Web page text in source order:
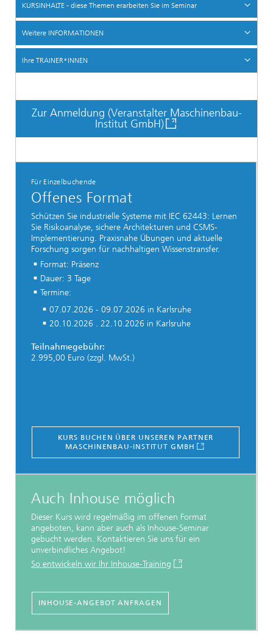
KURSINHALTE - diese Themen erarbeiten Sie im Seminar
Weitere INFORMATIONEN
Ihre TRAINER*INNEN
Zur Anmeldung (Veranstalter Maschinenbau-
Institut GmbH)
Für Einzelbuchende
Offenes Format
Schützen Sie industrielle Systeme mit IEC 62443: Lernen
Sie Risikoanalyse, sichere Architekturen und CSMS-
Implementierung. Praxisnahe Übungen und aktuelle
Forschung sorgen für nachhaltigen Wissenstransfer.
Format: Präsenz
Dauer: 3 Tage
Termine:
07.07.2026 - 09.07.2026 in Karlsruhe
20.10.2026 . 22.10.2026 in Karlsruhe
Teilnahmegebühr:
2.995,00 Euro (zzgl. MwSt.)
KURS BUCHEN ÜBER UNSEREN PARTNER
MASCHINENBAU-INSTITUT GMBH
Auch Inhouse möglich
Dieser Kurs wird regelmäßig im offenen Format
angeboten, kann aber auch als Inhouse-Seminar
gebucht werden. Kontaktieren Sie uns für ein
unverbindliches Angebot!
So entwickeln wir Ihr Inhouse-Training
INHOUSE-ANGEBOT ANFRAGEN